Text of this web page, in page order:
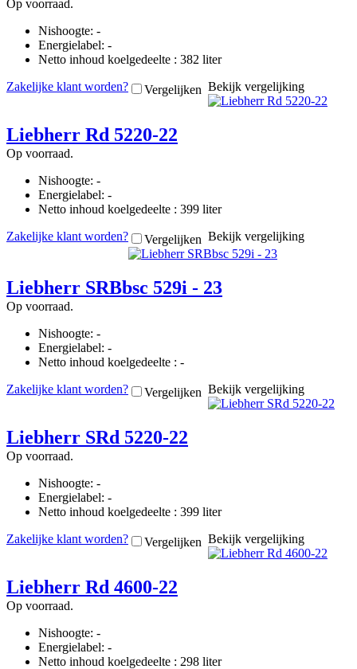
Op voorraad.
Nishoogte: -
Energielabel: -
Netto inhoud koelgedeelte : 382 liter
Zakelijke klant worden?
Vergelijken Bekijk vergelijking
Liebherr Rd 5220-22
Op voorraad.
Nishoogte: -
Energielabel: -
Netto inhoud koelgedeelte : 399 liter
Zakelijke klant worden?
Vergelijken Bekijk vergelijking
Liebherr SRBbsc 529i - 23
Op voorraad.
Nishoogte: -
Energielabel: -
Netto inhoud koelgedeelte : -
Zakelijke klant worden?
Vergelijken Bekijk vergelijking
Liebherr SRd 5220-22
Op voorraad.
Nishoogte: -
Energielabel: -
Netto inhoud koelgedeelte : 399 liter
Zakelijke klant worden?
Vergelijken Bekijk vergelijking
Liebherr Rd 4600-22
Op voorraad.
Nishoogte: -
Energielabel: -
Netto inhoud koelgedeelte : 298 liter